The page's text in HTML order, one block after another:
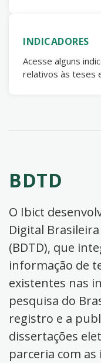
INDICADORES
Acesse alguns
relativos às teses
BDTD
O Ibict
Digital
(BDTD), que
informação de
existentes nas
pesquisa do
registro e a
dissertações
parceria com